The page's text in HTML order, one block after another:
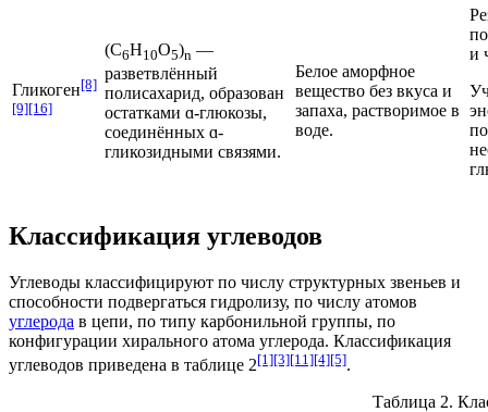
Гликоген[8]
[9][16]
(C6H10O5)n —
разветвлённый
полисахарид, образован
остатками ɑ-глюкозы,
соединённых ɑ-
гликозидными связями.
Белое аморфное
вещество без вкуса и
запаха, растворимое в
воде.
и
Классификация углеводов
Углеводы классифицируют по числу структурных звеньев и
способности подвергаться гидролизу, по числу атомов
углерода в цепи, по типу карбонильной группы, по
конфигурации хирального атома углерода. Классификация
углеводов приведена в таблице 2[1][3][11][4][5].
Таблица 2.